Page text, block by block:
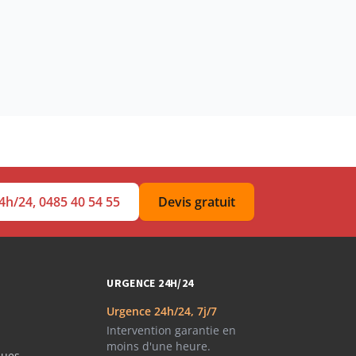
24, 0485 40 54 55 Devis gratuit
URGENCE 24H/24
Urgence 24h/24, 7j/7
Intervention garantie en
moins d'une heure.